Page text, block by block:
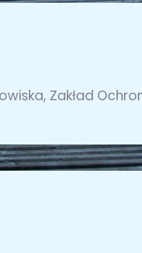
Zakład